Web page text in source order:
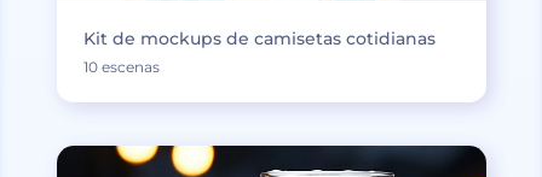
Kit de mockups de camisetas cotidianas
10 escenas